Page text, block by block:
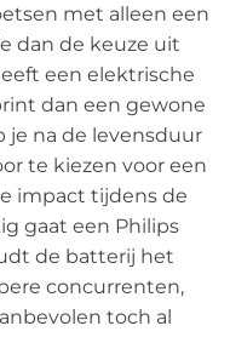
met alleen een
dan de keuze uit
een elektrische
dan een gewone
je na de levensduur
te kiezen voor een
impact tijdens de
gaat een Philips
de batterij het
concurrenten,
toch al